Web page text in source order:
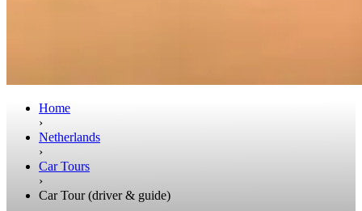
Home
›
Netherlands
›
Car Tours
›
Car Tour (driver & guide)